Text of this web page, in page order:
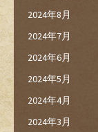
2024年8月
2024年7月
2024年6月
2024年5月
2024年4月
2024年3月